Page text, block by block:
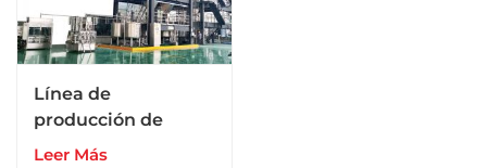
Línea de
producción de
medicamentos
Leer Más